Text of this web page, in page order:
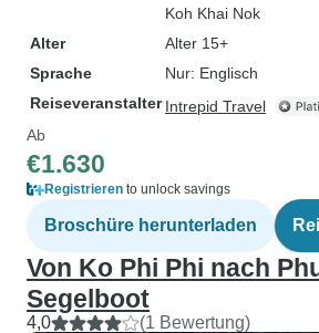
Koh Khai Nok
Alter
Alter 15+
Sprache
Nur: Englisch
Reiseveranstalter Intrepid Travel
Ab
€1.630
Registrieren to unlock savings
Broschüre herunterladen
Von Ko Phi Phi nach
Segelboot
4,0 (1 Bewertung)